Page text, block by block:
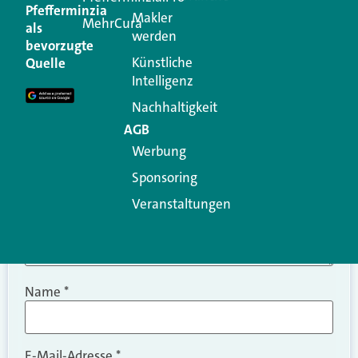
Ihre E-Mail-Adresse wird nicht veröffentlicht.
Erforderliche Felder sind mit
Kommentar
Name *
Pfefferminzia
als
bevorzugte
Quelle
MehrCuraMakler
werden
Künstliche
Intelligenz
Nachhaltigkeit
AGB
Werbung
Sponsoring
Veranstaltungen